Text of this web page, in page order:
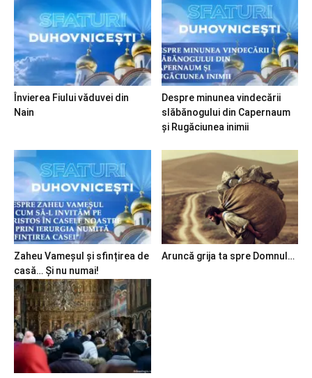
Învierea Fiului văduvei din
Nain
Despre minunea vindecării
slăbănogului din Capernaum
și Rugăciunea inimii
Zaheu Vameșul și sfințirea de
casă… Și nu numai!
Aruncă grija ta spre Domnul…